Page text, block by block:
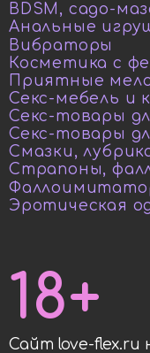
BDSM, садо-
Анальные
Вибраторы
Косметика с
Приятные
Секс-мебель и
Секс-товары
Секс-товары
Смазки,
Страпоны,
Эротическая
Сайт love-flex.ru
18+